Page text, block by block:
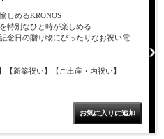
しめるKRONOS
特別なひと時が楽しめる
念日の贈り物にぴったりなお祝い電
【新築祝い】【ご出産・内祝い】